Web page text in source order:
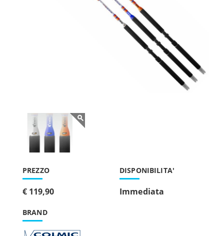
PREZZO
€ 119,90
BRAND
DISPONIBILITA'
Immediata